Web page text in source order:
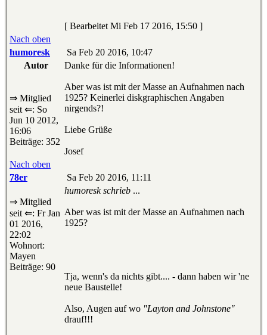
[ Bearbeitet Mi Feb 17 2016, 15:50 ]
Nach oben
humoresk
Sa Feb 20 2016, 10:47
Autor
⇒ Mitglied
seit ⇐: So
Jun 10 2012,
16:06
Beiträge: 352
Danke für die Informationen!
Aber was ist mit der Masse an Aufnahmen nach
1925? Keinerlei diskgraphischen Angaben
nirgends?!
Liebe Grüße
Josef
Nach oben
78er
Sa Feb 20 2016, 11:11
⇒ Mitglied
seit ⇐: Fr Jan
01 2016,
22:02
Wohnort:
Mayen
Beiträge: 90
humoresk schrieb ...
Aber was ist mit der Masse an Aufnahmen nach
1925?
Tja, wenn's da nichts gibt.... - dann haben wir 'ne
neue Baustelle!
Also, Augen auf wo "Layton and Johnstone"
drauf!!!